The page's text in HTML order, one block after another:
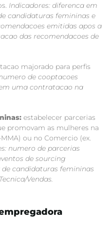
Indicadores: diferenca em
candidaturas femininas e
emitidas apos a
das recomendacoes de
majorado para perfis
de cooptacoes
uma contratacao na
estabelecer parcerias
promovam as mulheres na
ou no Comercio (ex.
numero de parcerias
de sourcing
de candidaturas femininas
Vendas.